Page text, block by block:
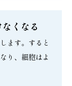
くなる
ます。すると
り、細胞はよ